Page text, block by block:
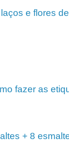
e flores
fazer as
+ 8